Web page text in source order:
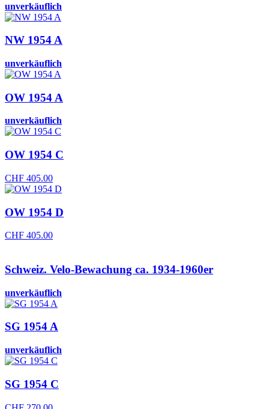
unverkäuflich
NW 1954 A
unverkäuflich
OW 1954 A
unverkäuflich
OW 1954 C
CHF 405.00
OW 1954 D
CHF 405.00
Schweiz. Velo-Bewachung ca. 1934-1960er
unverkäuflich
SG 1954 A
unverkäuflich
SG 1954 C